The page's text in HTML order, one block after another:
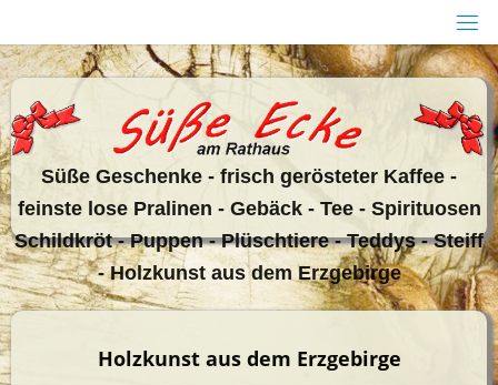
springen
Süße Geschenke - frisch gerösteter Kaffee -
feinste lose Pralinen - Gebäck - Tee - Spirituosen
Schildkröt - Puppen - Plüschtiere - Teddys - Steiff
- Holzkunst aus dem Erzgebirge
Holzkunst aus dem Erzgebirge